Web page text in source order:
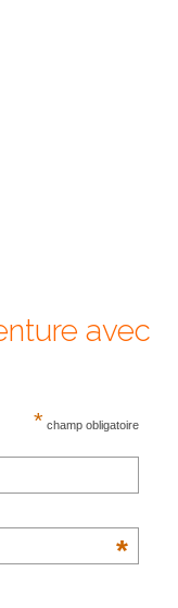
avec
* champ obligatoire
*